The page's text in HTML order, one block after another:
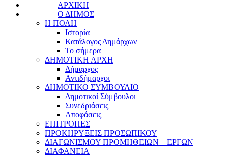
ΑΡΧΙΚΗ
Ο ΔΗΜΟΣ
Η ΠΟΛΗ
Ιστορία
Κατάλογος Δημάρχων
Το σήμερα
ΔΗΜΟΤΙΚΗ ΑΡΧΗ
Δήμαρχος
Αντιδήμαρχοι
ΔΗΜΟΤΙΚΟ ΣΥΜΒΟΥΛΙΟ
Δημοτικοί Σύμβουλοι
Συνεδριάσεις
Αποφάσεις
ΕΠΙΤΡΟΠΕΣ
ΠΡΟΚΗΡΥΞΕΙΣ ΠΡΟΣΩΠΙΚΟΥ
ΔΙΑΓΩΝΙΣΜΟΥ ΠΡΟΜΗΘΕΙΩΝ – ΕΡΓΩΝ
ΔΙΑΦΑΝΕΙΑ